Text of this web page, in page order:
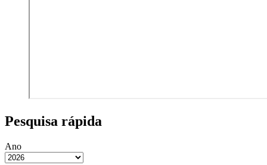
Pesquisa rápida
Ano